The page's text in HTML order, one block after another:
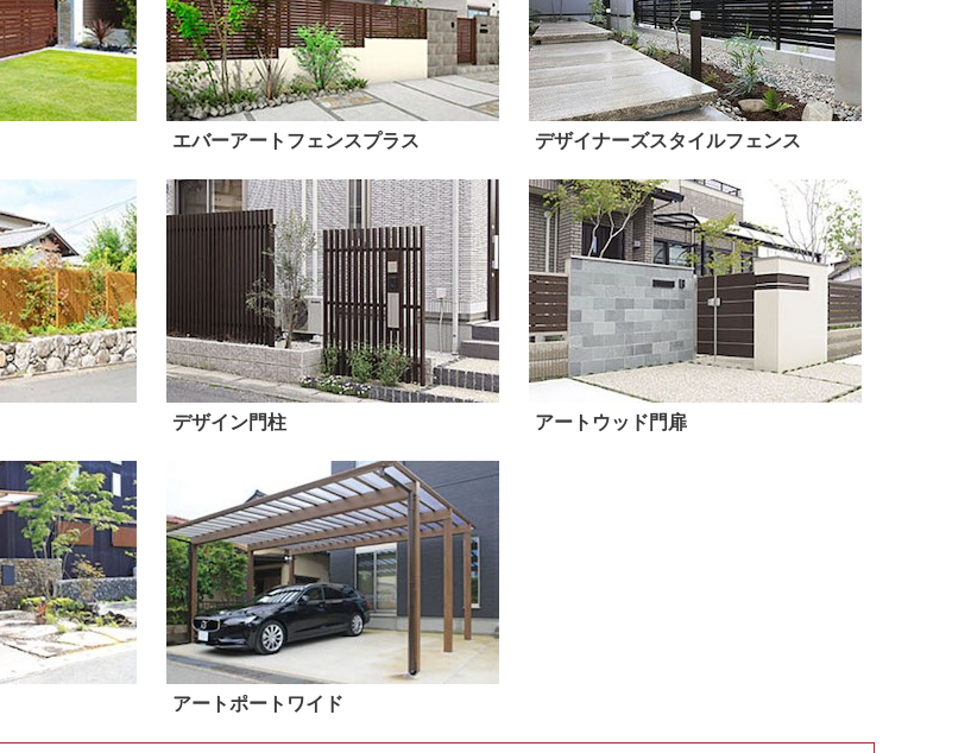
エバーアートフェンスプラス デザイナーズスタイルフェンス
デザイン門柱 アートウッド門扉
アートポートワイド